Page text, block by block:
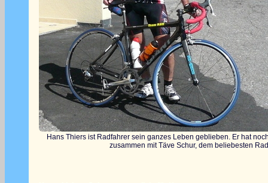
Hans Thiers ist Radfahrer sein ganzes Leben geblieben. Er hat
zusammen mit Täve Schur, dem beliebesten